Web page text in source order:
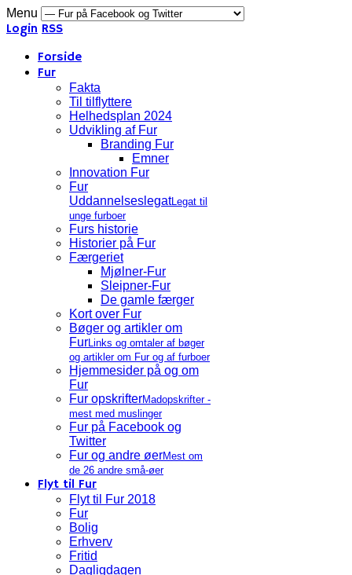
Menu
Login RSS
Forside
Fur
Fakta
Til tilflyttere
Helhedsplan 2024
Udvikling af Fur
Branding Fur
Emner
Innovation Fur
Fur
UddannelseslegatLegat til
unge furboer
Furs historie
Historier på Fur
Færgeriet
Mjølner-Fur
Sleipner-Fur
De gamle færger
Kort over Fur
Bøger og artikler om
FurLinks og omtaler af bøger
og artikler om Fur og af furboer
Hjemmesider på og om
Fur
Fur opskrifterMadopskrifter -
mest med muslinger
Fur på Facebook og
Twitter
Fur og andre øerMest om
de 26 andre små-øer
Flyt til Fur
Flyt til Fur 2018
Fur
Bolig
Erhverv
Fritid
Dagligdagen